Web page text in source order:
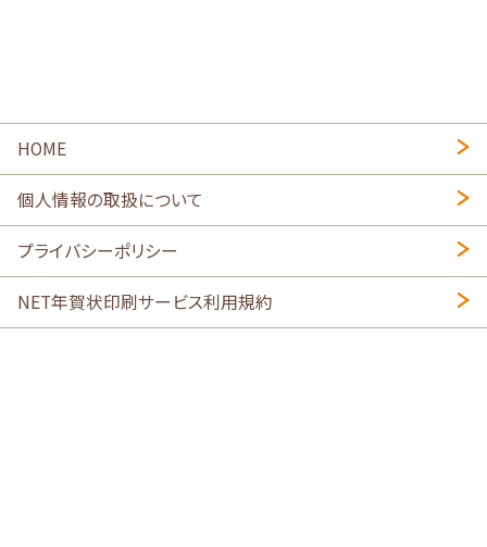
HOME
個人情報の取扱について
プライバシーポリシー
NET年賀状印刷サービス利用規約